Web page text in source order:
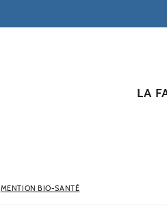
LA
MENTION BIO-SANTÉ